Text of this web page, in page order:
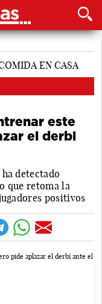
este
el derbi
detectado
que retoma la
positivos